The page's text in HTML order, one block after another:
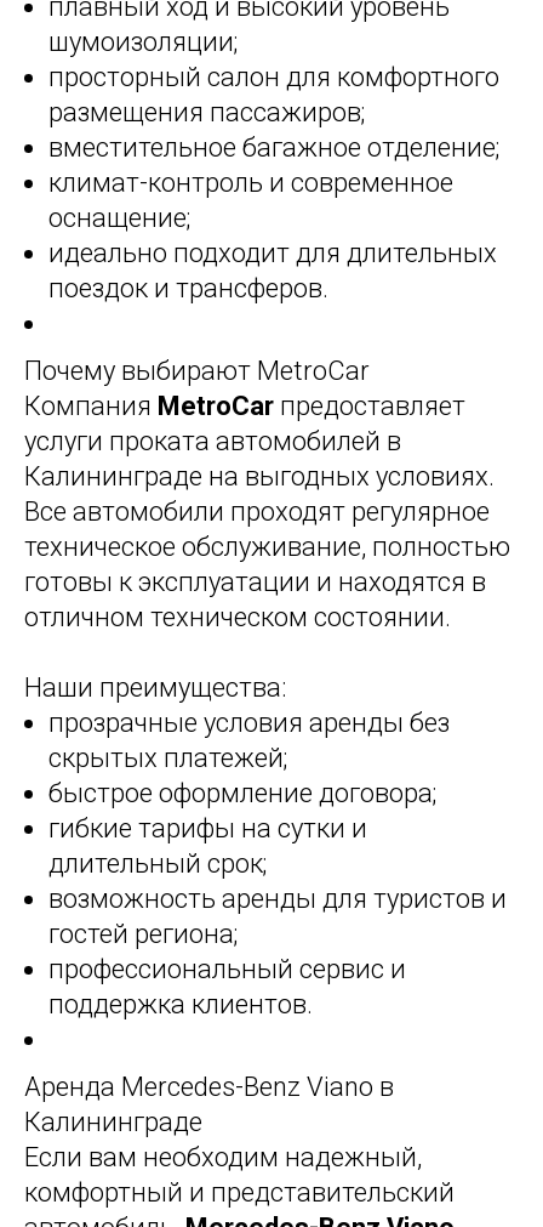
плавный ход и высокий уровень
шумоизоляции;
просторный салон для комфортного
размещения пассажиров;
вместительное багажное отделение;
климат-контроль и современное
оснащение;
идеально подходит для длительных
поездок и трансферов.
Почему выбирают MetroCar
Компания MetroCar предоставляет
услуги проката автомобилей в
Калининграде на выгодных условиях.
Все автомобили проходят регулярное
техническое обслуживание, полностью
готовы к эксплуатации и находятся в
отличном техническом состоянии.
Наши преимущества:
прозрачные условия аренды без
скрытых платежей;
быстрое оформление договора;
гибкие тарифы на сутки и
длительный срок;
возможность аренды для туристов и
гостей региона;
профессиональный сервис и
поддержка клиентов.
Аренда Mercedes-Benz Viano в
Калининграде
Если вам необходим надежный,
комфортный и представительский